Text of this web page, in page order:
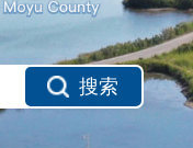
搜索